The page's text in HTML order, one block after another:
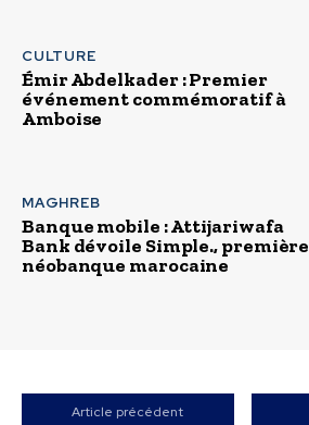
CULTURE
Émir Abdelkader : Premier
événement commémoratif à
Amboise
MAGHREB
Banque mobile : Attijariwafa
Bank dévoile Simple., première
néobanque marocaine
Article précédent